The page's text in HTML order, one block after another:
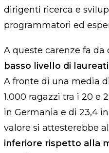
dirigenti ricerca e
programmatori ed
A queste carenze fa da
basso livello di laureati
A fronte di una media
1.000 ragazzi tra i 20 e
in Germania e di 23,4
valore si attesterebbe al
inferiore rispetto alla